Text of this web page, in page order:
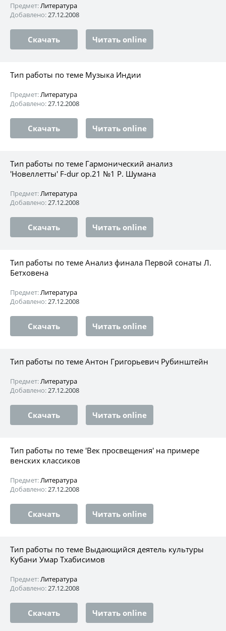
Предмет:Литература
Добавлено:27.12.2008
Скачать Читать online
Тип работы по теме Музыка Индии
Предмет:Литература
Добавлено:27.12.2008
Скачать Читать online
Тип работы по теме Гармонический анализ
'Новеллетты' F-dur ор.21 №1 Р. Шумана
Предмет:Литература
Добавлено:27.12.2008
Скачать Читать online
Тип работы по теме Анализ финала Первой сонаты Л.
Бетховена
Предмет:Литература
Добавлено:27.12.2008
Скачать Читать online
Тип работы по теме Антон Григорьевич Рубинштейн
Предмет:Литература
Добавлено:27.12.2008
Скачать Читать online
Тип работы по теме 'Век просвещения' на примере
венских классиков
Предмет:Литература
Добавлено:27.12.2008
Скачать Читать online
Тип работы по теме Выдающийся деятель культуры
Кубани Умар Тхабисимов
Предмет:Литература
Добавлено:27.12.2008
Скачать Читать online